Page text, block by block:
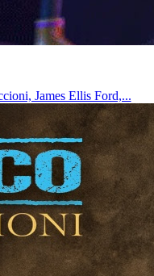
James Ellis Ford,...